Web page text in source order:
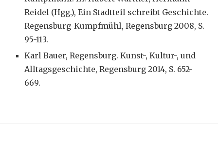
Reidel (Hgg.), Ein Stadtteil schreibt Geschichte.
Regensburg-Kumpfmühl, Regensburg 2008, S.
95-113.
Karl Bauer, Regensburg. Kunst-, Kultur-, und
Alltagsgeschichte, Regensburg 2014, S. 652-
669.